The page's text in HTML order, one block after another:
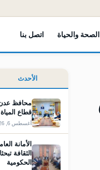
الصحة والحياة اتصل بنا
الأحدث
محافظ عدن
قطاع
أغسطس 6, 2026
الأمانة
الثقافة
الحكومية